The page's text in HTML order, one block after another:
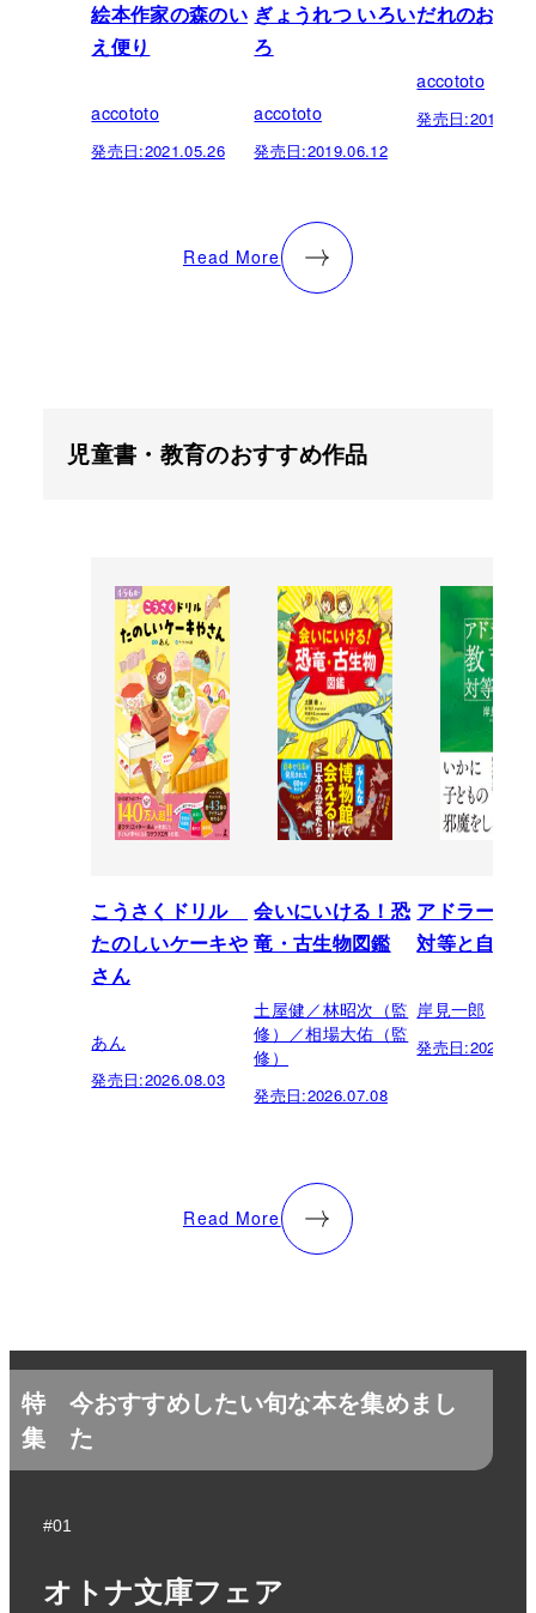
絵本作家の森のい
え便り
accototo
発売日:2021.05.26
ぎょうれつ いろい
ろ
accototo
発売日:2019.06.12
だれのおう
accototo
発売日:
Read More
児童書・教育のおすすめ作品
こうさくドリル
たのしいケーキや
さん
あん
発売日:2026.08.03
会いにいける！恐
竜・古生物図鑑
土屋健／林昭次（監
修）／相場大佑（監
修）
発売日:2026.07.08
アドラーの
対等と自立
岸見一郎
発売日:
Read More
特
集
今おすすめしたい旬な本を集めまし
た
#01
オトナ文庫フェア